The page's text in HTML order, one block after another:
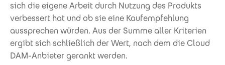
sich die eigene Arbeit durch Nutzung des Produkts
verbessert hat und ob sie eine Kaufempfehlung
aussprechen würden. Aus der Summe aller Kriterien
ergibt sich schließlich der Wert, nach dem die Cloud
DAM-Anbieter gerankt werden.